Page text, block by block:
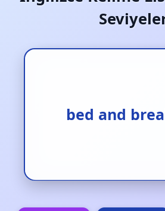
bed and